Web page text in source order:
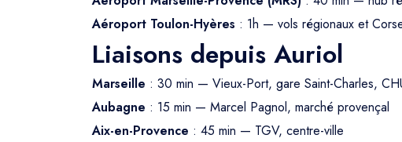
Aéroport Toulon-Hyères : 1h — vols régionaux et
Liaisons depuis Auriol
Marseille : 30 min — Vieux-Port, gare Saint-Charles,
Aubagne : 15 min — Marcel Pagnol, marché provençal
Aix-en-Provence : 45 min — TGV, centre-ville